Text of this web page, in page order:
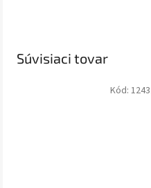
Súvisiaci tovar
Kód: